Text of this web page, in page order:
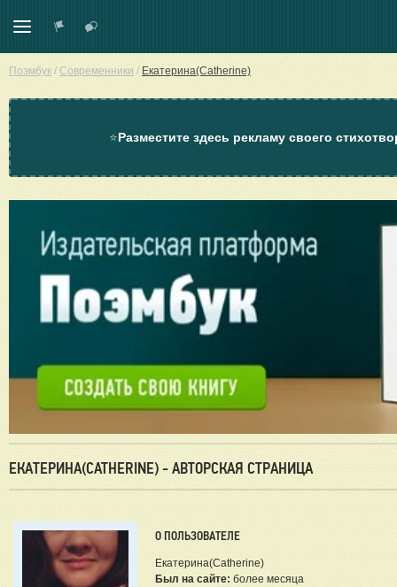
Поэмбук / Современники / Екатерина(Catherine)
⭐Разместите здесь рекламу своего
ЕКАТЕРИНА(CATHERINE) - АВТОРСКАЯ СТРАНИЦА
О ПОЛЬЗОВАТЕЛЕ
Екатерина(Catherine)
Был на сайте: более месяца